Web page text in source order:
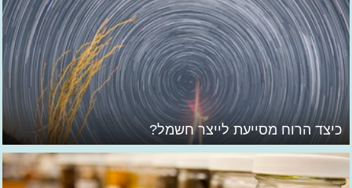
כיצד הרוח מסייעת לייצר חשמל?